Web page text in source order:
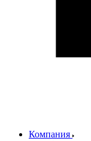
Компания